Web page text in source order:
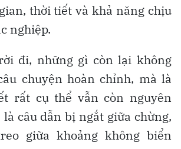
thời tiết và khả năng chịu
nghiệp.
đi, những gì còn lại không
chuyện hoàn chỉnh, mà là
rất cụ thể vẫn còn nguyên
câu dẫn bị ngắt giữa chừng,
giữa khoảng không biển